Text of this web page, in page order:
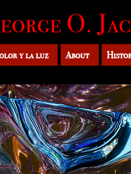
O.
y la luz About